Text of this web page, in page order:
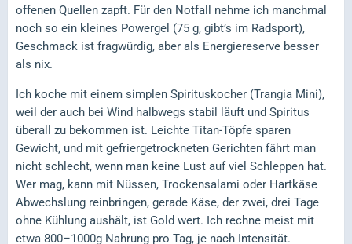
offenen Quellen zapft. Für den Notfall nehme ich manchmal
noch so ein kleines Powergel (75 g, gibt’s im Radsport),
Geschmack ist fragwürdig, aber als Energiereserve besser
als nix.
Ich koche mit einem simplen Spirituskocher (Trangia Mini),
weil der auch bei Wind halbwegs stabil läuft und Spiritus
überall zu bekommen ist. Leichte Titan-Töpfe sparen
Gewicht, und mit gefriergetrockneten Gerichten fährt man
nicht schlecht, wenn man keine Lust auf viel Schleppen hat.
Wer mag, kann mit Nüssen, Trockensalami oder Hartkäse
Abwechslung reinbringen, gerade Käse, der zwei, drei Tage
ohne Kühlung aushält, ist Gold wert. Ich rechne meist mit
etwa 800–1000g Nahrung pro Tag, je nach Intensität.